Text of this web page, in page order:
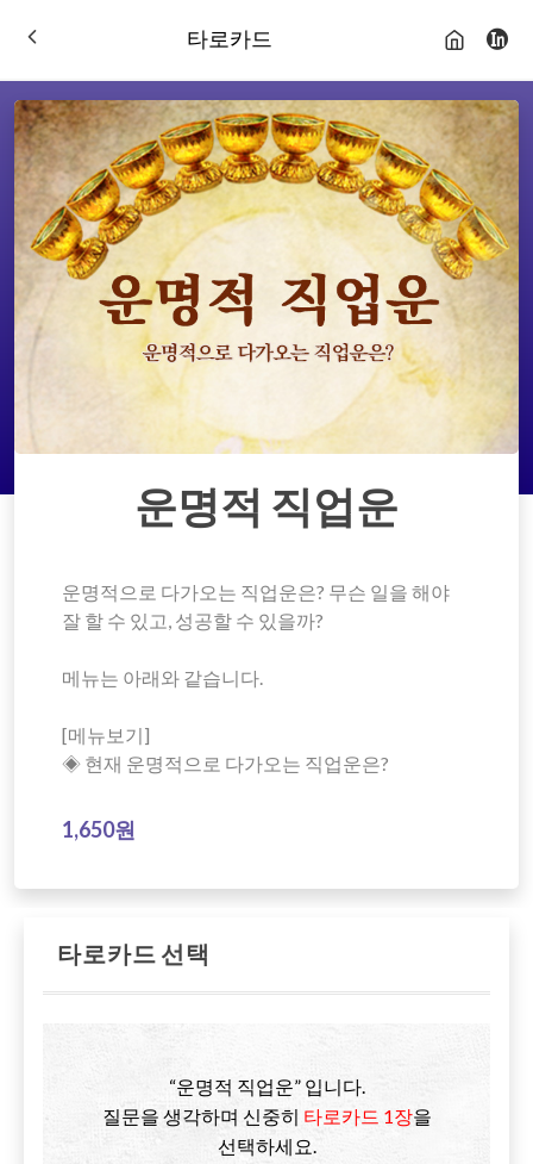
타로카드
운명적 직업운
운명적으로 다가오는 직업운은? 무슨 일을 해야
잘 할 수 있고, 성공할 수 있을까?
메뉴는 아래와 같습니다.
[메뉴보기]
◈ 현재 운명적으로 다가오는 직업운은?
1,650원
타로카드 선택
“운명적 직업운” 입니다.
질문을 생각하며 신중히 타로카드 1장을
선택하세요.